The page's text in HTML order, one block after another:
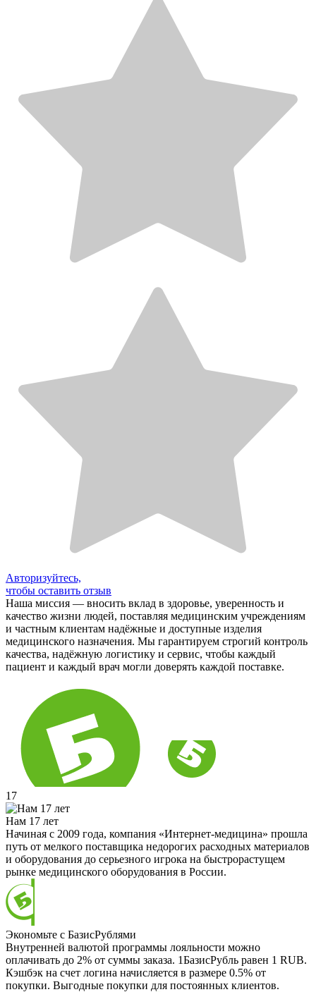
Авторизуйтесь,
чтобы оставить отзыв
Наша миссия — вносить вклад в здоровье, уверенность и
качество жизни людей, поставляя медицинским учреждениям
и частным клиентам надёжные и доступные изделия
медицинского назначения. Мы гарантируем строгий контроль
качества, надёжную логистику и сервис, чтобы каждый
пациент и каждый врач могли доверять каждой поставке.
17
Нам 17 лет
Начиная с 2009 года, компания «Интернет-медицина» прошла
путь от мелкого поставщика недорогих расходных материалов
и оборудования до серьезного игрока на быстрорастущем
рынке медицинского оборудования в России.
Экономьте с БазисРублями
Внутренней валютой программы лояльности можно
оплачивать до 2% от суммы заказа. 1БазисРубль равен 1 RUB.
Кэшбэк на счет логина начисляется в размере 0.5% от
покупки. Выгодные покупки для постоянных клиентов.